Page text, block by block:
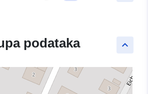
keyboard_arrow_up
podataka